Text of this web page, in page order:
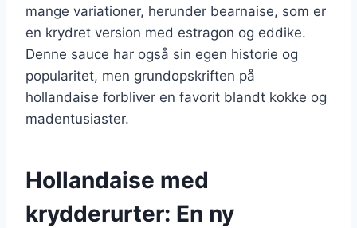
mange variationer, herunder bearnaise, som er
en krydret version med estragon og eddike.
Denne sauce har også sin egen historie og
popularitet, men grundopskriften på
hollandaise forbliver en favorit blandt kokke og
madentusiaster.
Hollandaise med
krydderurter: En ny